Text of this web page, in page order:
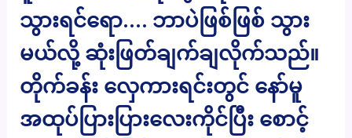
သွားရင်ရော…. ဘာပဲဖြစ်ဖြစ် သွား
မယ်လို့ ဆုံးဖြတ်ချက်ချလိုက်သည်။
တိုက်ခန်း လှေကားရင်းတွင် နော်မူ
အထုပ်ပြားပြားလေးကိုင်ပြီး စောင့်